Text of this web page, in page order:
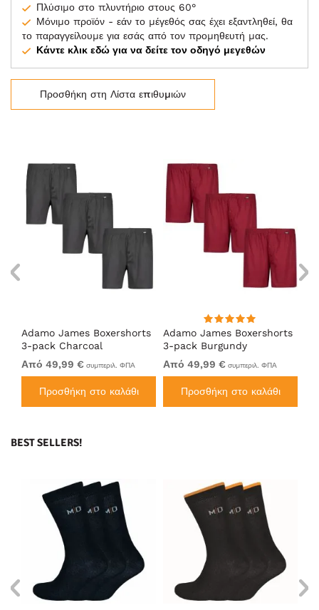
Πλύσιμο στο πλυντήριο στους 60°
Μόνιμο προϊόν - εάν το μέγεθός σας έχει εξαντληθεί, θα
το παραγγείλουμε για εσάς από τον προμηθευτή μας.
Κάντε κλικ εδώ για να δείτε τον οδηγό μεγεθών
Προσθήκη στη Λίστα επιθυμιών
Adamo James Boxershorts
3-pack Charcoal
Από 49,99 € συμπεριλ. ΦΠΑ
Προσθήκη στο καλάθι
Adamo James Boxershorts
3-pack Burgundy
Από 49,99 € συμπεριλ. ΦΠΑ
Προσθήκη στο καλάθι
BEST SELLERS!